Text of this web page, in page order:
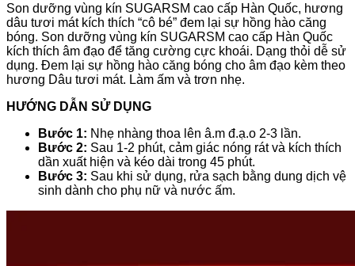
Son dưỡng vùng kín SUGARSM cao cấp Hàn Quốc, hương
dâu tươi mát kích thích “cô bé” đem lại sự hồng hào căng
bóng. Son dưỡng vùng kín SUGARSM cao cấp Hàn Quốc
kích thích âm đạo để tăng cường cực khoái. Dạng thỏi dễ sử
dụng. Đem lại sự hồng hào căng bóng cho âm đạo kèm theo
hương Dâu tươi mát. Làm ấm và trơn nhẹ.
HƯỚNG DẪN SỬ DỤNG
Bước 1: Nhẹ nhàng thoa lên â.m đ.ạ.o 2-3 lần.
Bước 2: Sau 1-2 phút, cảm giác nóng rát và kích thích
dần xuất hiện và kéo dài trong 45 phút.
Bước 3: Sau khi sử dụng, rửa sạch bằng dung dịch vệ
sinh dành cho phụ nữ và nước ấm.